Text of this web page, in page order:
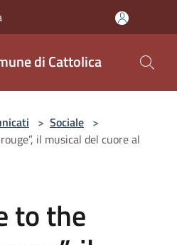
di Cattolica
> Sociale >
il musical del cuore al
to the